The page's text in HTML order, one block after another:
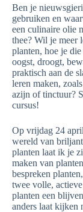
Ben je
gebruiken en
een culinaire olie
thee? Wil je meer
planten, hoe je
oogst, droogt,
praktisch aan de
leren maken,
azijn of tinctuur?
cursus!
Op vrijdag 24
wereld van
planten laat ik je
maken van
bespreken
twee volle,
planten een
anders laat kijken